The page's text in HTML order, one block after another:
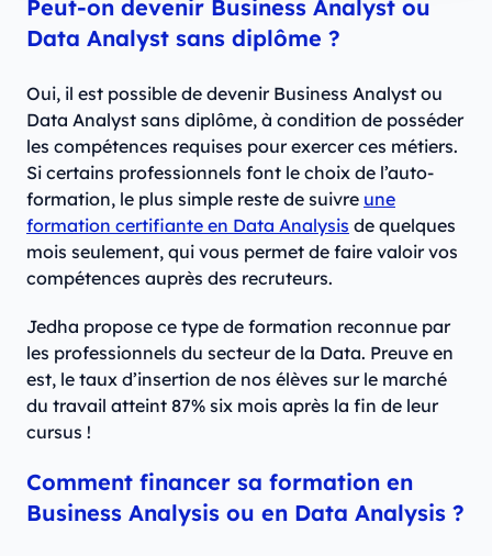
Peut-on devenir Business Analyst ou
Data Analyst sans diplôme ?
Oui, il est possible de devenir Business Analyst ou
Data Analyst sans diplôme, à condition de posséder
les compétences requises pour exercer ces métiers.
Si certains professionnels font le choix de l’auto-
formation, le plus simple reste de suivre une
formation certifiante en Data Analysis de quelques
mois seulement, qui vous permet de faire valoir vos
compétences auprès des recruteurs.
Jedha propose ce type de formation reconnue par
les professionnels du secteur de la Data. Preuve en
est, le taux d’insertion de nos élèves sur le marché
du travail atteint 87% six mois après la fin de leur
cursus !
Comment financer sa formation en
Business Analysis ou en Data Analysis ?